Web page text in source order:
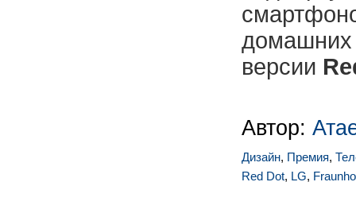
домашних
версии
Автор:
Дизайн, Премия,
Red Dot, LG,